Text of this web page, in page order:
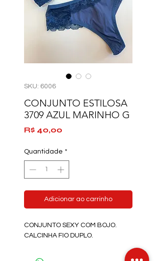
SKU: 6006
CONJUNTO ESTILOSA
3709 AZUL MARINHO G
R$ 40,00
Quantidade *
Adicionar ao carrinho
CONJUNTO SEXY COM BOJO.
CALCINHA FIO DUPLO.